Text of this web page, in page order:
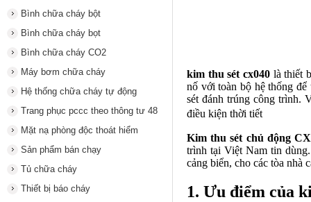
Bình chữa cháy bột
Bình chữa cháy bọt
Bình chữa cháy CO2
Máy bơm chữa cháy
Hệ thống chữa cháy tự động
Trang phục pccc theo thông tư 48
Mặt nạ phòng độc thoát hiểm
Sản phẩm bán chạy
Tủ chữa cháy
Thiết bị báo cháy
kim thu sét cx040 là thiết
nố với toàn bộ hệ thống
sét đánh trúng công trình.
điều kiện thời tiết
Kim thu sét chủ động
trình tại Việt Nam tin
cảng biển, cho các tòa
1. Ưu điểm của